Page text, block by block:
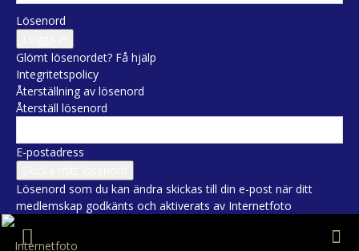
Lösenord
Glömt lösenordet? Få hjälp
Integritetspolicy
Återställning av lösenord
Återställ lösenord
E-postadress
Lösenord som du kan ändra skickas till din e-post när ditt
medlemskap godkänts och aktiverats av Internetfoto